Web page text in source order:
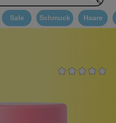
Sale Schmuck Haare